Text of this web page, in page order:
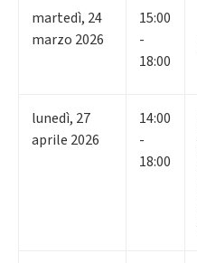
martedì, 24
marzo 2026
15:00
-
18:00
lunedì, 27
aprile 2026
14:00
-
18:00